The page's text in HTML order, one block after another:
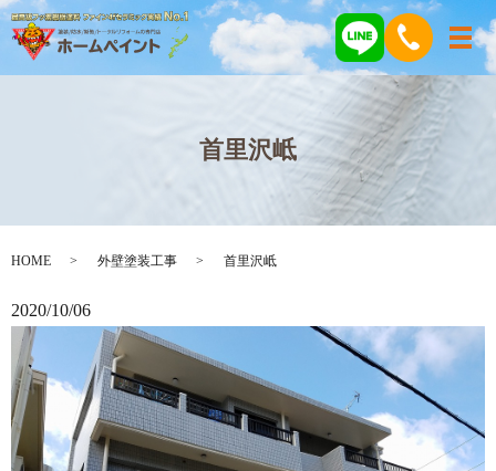
メ
首里沢岻
HOME 外壁塗装工事 首里沢岻
2020/10/06